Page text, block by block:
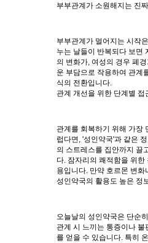
부부관계가 소원해지는 진
부부관계가 멀어지는 시작
누는 날들이 반복되다 보면
의 변화가, 여성의 경우 폐
운 부담으로 작용하여 관계
식의 전환입니다.
관계 개선을 위한 단계별 접
관계를 회복하기 위해 가장
럽다면, '성인약국'과 같은
의 스트레스를 집안까지 끌
다. 잠자리의 쾌적함을 위
용입니다. 만약 호르몬 변
성인약국의 활용도 높은 정
오늘날의 성인약국은 단순
관계 시 느끼는 통증이나
를 얻을 수 있습니다. 특히